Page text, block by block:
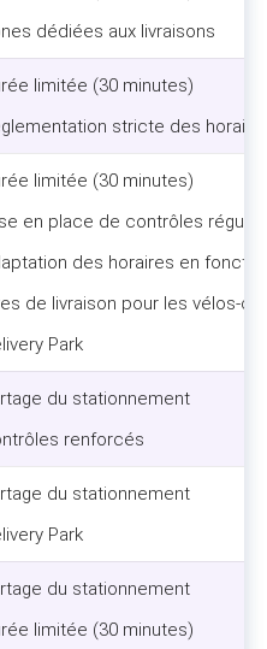
dédiées aux livraisons
limitée (30 minutes)
stricte des
limitée (30 minutes)
en place de contrôles
des horaires en
de livraison pour les vélos-
Park
du stationnement
renforcés
du stationnement
Park
du stationnement
limitée (30 minutes)